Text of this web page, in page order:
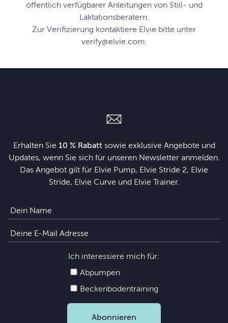
öffentlich verfügbarer Anleitungen von Still- und
Laktationsberatern.
Zur Verifizierung kontaktiere Elvie bitte unter
verify@elvie.com.
Erhalten Sie 10 % Rabattsowie exklusive Angebote und
Updates, wenn Sie sich für unseren Newsletter anmelden.
Das Angebot gilt für Elvie Pump, Elvie Stride 2, Elvie
Stride, Elvie Curve und Elvie Trainer.
Ich interessiere mich für:
Abpumpen
Beckenbodentraining
Abonnieren